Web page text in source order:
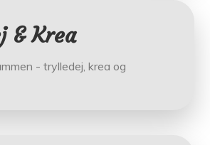
& Krea
- trylledej, krea og